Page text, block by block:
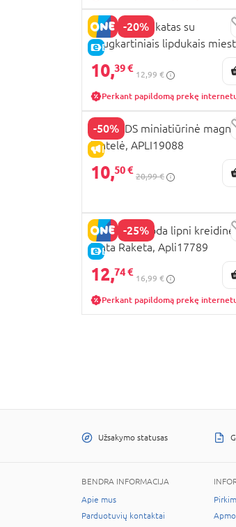
-20%
E-KAINA
APLI KIDS plakatas su
daugkartiniais lipdukais
Apli19430
10,39 €
12,99 €
Perkant papildomą prekę
-50%
IŠPARDAVIMAS
APLI KIDS miniatiūrinė
lentelė, APLI19088
10,50 €
20,99 €
-25%
E-KAINA
APLI KIDS juoda lipni kreidinė
lenta Raketa, Apli17789
12,74 €
16,99 €
Perkant papildomą prekę
Užsakymo statusas
BENDRA INFORMACIJA
Apie mus
Parduotuvių kontaktai